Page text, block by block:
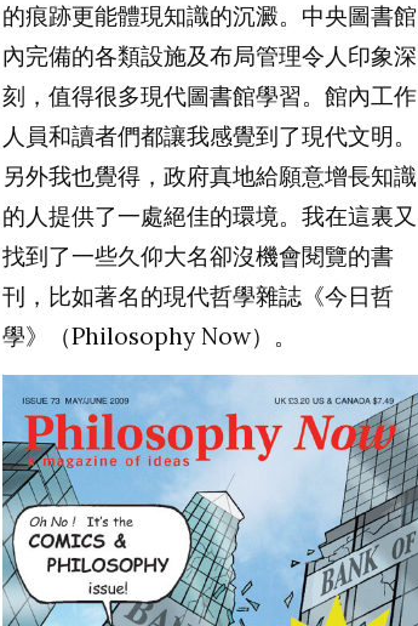
的痕跡更能體現知識的沉澱。中央圖書館
內完備的各類設施及布局管理令人印象深
刻，值得很多現代圖書館學習。館內工作
人員和讀者們都讓我感覺到了現代文明。
另外我也覺得，政府真地給願意增長知識
的人提供了一處絕佳的環境。我在這裏又
找到了一些久仰大名卻沒機會閱覽的書
刊，比如著名的現代哲學雜誌《今日哲
學》（Philosophy Now）。